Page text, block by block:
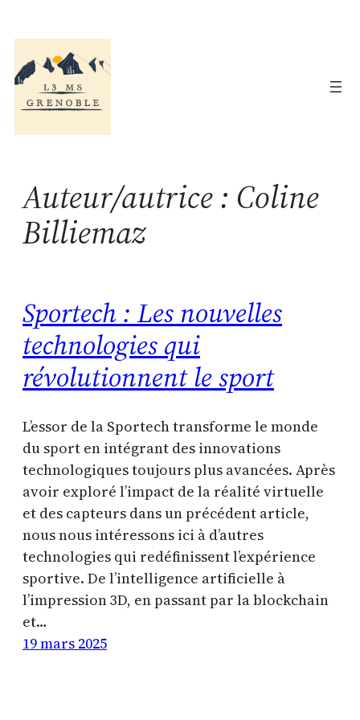
au
contenu
Auteur/autrice : Coline
Billiemaz
Sportech : Les nouvelles
technologies qui
révolutionnent le sport
L’essor de la Sportech transforme le monde
du sport en intégrant des innovations
technologiques toujours plus avancées. Après
avoir exploré l’impact de la réalité virtuelle
et des capteurs dans un précédent article,
nous nous intéressons ici à d’autres
technologies qui redéfinissent l’expérience
sportive. De l’intelligence artificielle à
l’impression 3D, en passant par la blockchain
et…
19 mars 2025